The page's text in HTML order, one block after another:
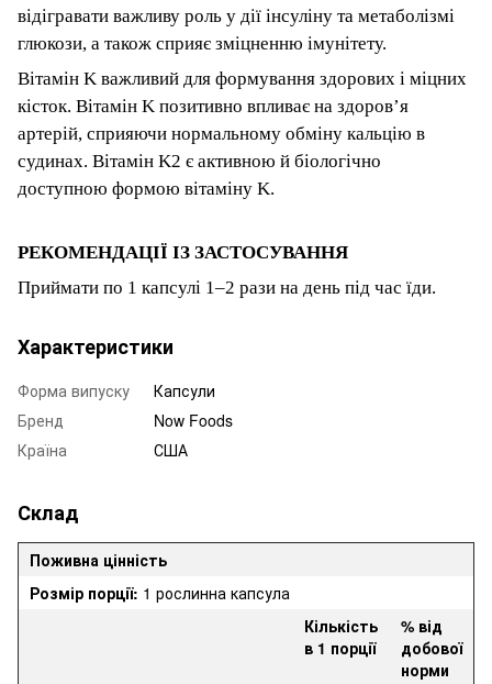
відігравати важливу роль у дії інсуліну та метаболізмі
глюкози, а також сприяє зміцненню імунітету.
Вітамін K важливий для формування здорових і міцних
кісток. Вітамін K позитивно впливає на здоров’я
артерій, сприяючи нормальному обміну кальцію в
судинах. Вітамін K2 є активною й біологічно
доступною формою вітаміну K.
РЕКОМЕНДАЦІЇ ІЗ ЗАСТОСУВАННЯ
Приймати по 1 капсулі 1–2 рази на день під час їди.
Характеристики
Форма випуску
Капсули
Бренд
Now Foods
Країна
США
Склад
Поживна цінність
Розмір порції: 1 рослинна капсула
Кількість
в 1 порції
% від
добової
норми